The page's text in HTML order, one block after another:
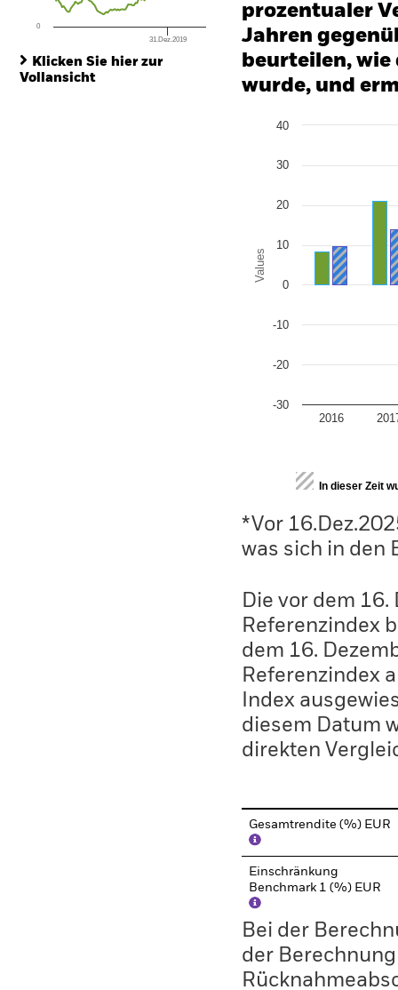
31.Dez.2019
0
Klicken Sie hier zur
Vollansicht
prozentualer
Jahren
beurteilen,
wurde, und
Bar chart with 2 data
The chart has 1 Y axis
Values
2016
-30
-20
-10
0
10
20
30
40
End of interactive chart.
In dieser Zeit
*Vor
was sich in den
Die vor dem
Referenzindex
dem 16.
Referenzindex
Index
diesem Datum
direkten
Gesamtrendite (%) EUR
Einschränkung
Benchmark 1 (%) EUR
Bei der
der